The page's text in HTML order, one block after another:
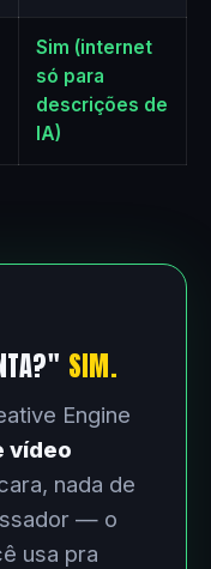
Sim (internet
só para
descrições de
IA)
SIM.
Engine
vídeo
nada de
— o
usa pra